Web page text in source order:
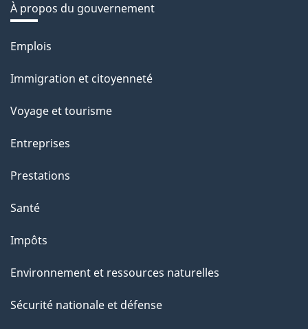
À propos du gouvernement
Thèmes
sujets
Emplois
Immigration et citoyenneté
Voyage et tourisme
Entreprises
Prestations
Santé
Impôts
Environnement et ressources naturelles
Sécurité nationale et défense